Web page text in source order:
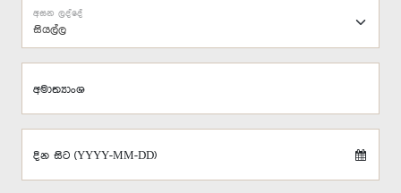
සියල්ල
අසන ලද්දේ
අමාත්‍යාංශ
දින සිට (YYYY-MM-DD)